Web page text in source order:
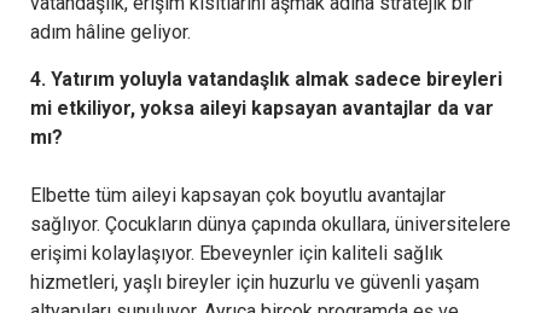
adım hâline geliyor.
4. Yatırım yoluyla vatandaşlık almak sadece bireyleri
mi etkiliyor, yoksa aileyi kapsayan avantajlar da var
mı?
Elbette tüm aileyi kapsayan çok boyutlu avantajlar
sağlıyor. Çocukların dünya çapında okullara, üniversitelere
erişimi kolaylaşıyor. Ebeveynler için kaliteli sağlık
hizmetleri, yaşlı bireyler için huzurlu ve güvenli yaşam